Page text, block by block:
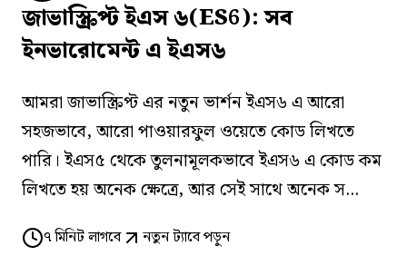
জাভাস্ক্রিপ্ট ইএস ৬(ES6): সব
ইনভারোমেন্ট এ ইএস৬
আমরা জাভাস্ক্রিপ্ট এর নতুন ভার্শন ইএস৬ এ আরো
সহজভাবে, আরো পাওয়ারফুল ওয়েতে কোড লিখতে
পারি। ইএস৫ থেকে তুলনামূলকভাবে ইএস৬ এ কোড কম
লিখতে হয় অনেক ক্ষেত্রে, আর সেই সাথে অনেক স...
৭মিনিট লাগবে নতুন ট্যাবে পড়ুন